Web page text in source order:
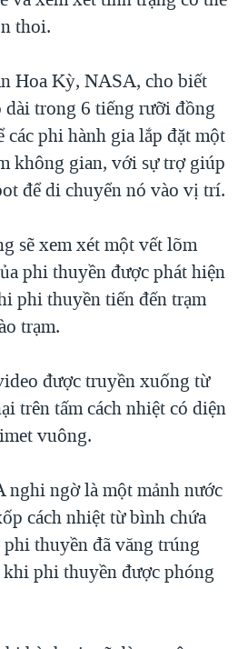
ĐƯỜNG
HẠ 'BÊN THẮNG CUỘC'
VÀ NAY
Ở VIỆT NAM
KIM TẠI VIỆT NAM
PHỦ VIỆT NAM
VỌNG TỪ NÔNG THÔN MỸ
thoi.
Hoa Kỳ, NASA, cho biết
trong 6 tiếng rưỡi đồng
các phi hành gia lắp đặt một
không gian, với sự trợ giúp
để di chuyển nó vào vị trí.
sẽ xem xét một vết lõm
phi thuyền được phát hiện
phi thuyền tiến đến trạm
trạm.
được truyền xuống từ
trên tấm cách nhiệt có diện
vuông.
nghi ngờ là một mảnh nước
cách nhiệt từ bình chứa
thuyền đã văng trúng
phi thuyền được phóng